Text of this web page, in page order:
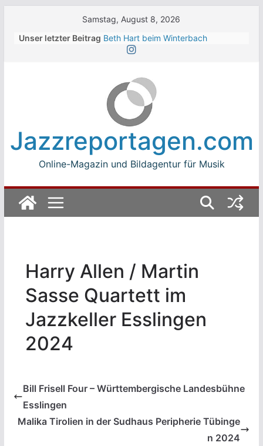
Samstag, August 8, 2026
Unser letzter Beitrag Beth Hart beim Winterbach
Zeltspektakel 2026
The Cinelli Brothers beim
Winterbach Zeltspektakel 2026
Jean-Michel Jarre bei den jazz open
Modena auf der Piazza Roma 2026
Beth Hart
Jazzreportagen.com
Online-Magazin und Bildagentur für Musik
Harry Allen / Martin
Sasse Quartett im
Jazzkeller Esslingen
2024
Bill Frisell Four – Württembergische Landesbühne
Esslingen
Malika Tirolien in der Sudhaus Peripherie Tübinge
n 2024